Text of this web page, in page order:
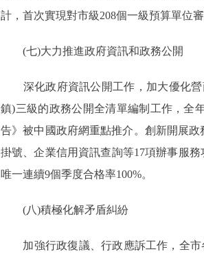
計，首次實現對市級208個一級預算單位
(七)大力推進政府資訊和政務公開
深化政府資訊公開工作，加大優化營
鎮)三級的政務公開全清單編制工作，全
告》被中國政府網重點推介。創新開展
掛號、企業信用資訊查詢等17項辦事服
唯一連續9個季度合格率100%。
(八)積極化解矛盾糾紛
加強行政復議、行政應訴工作，全市